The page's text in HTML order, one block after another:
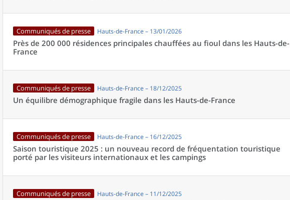
Communiqués de presse Hauts-de-France – 13/01/2026
Près de 200 000 résidences principales chauffées au fioul dans les Hauts-de-
France
Communiqués de presse Hauts-de-France – 18/12/2025
Un équilibre démographique fragile dans les Hauts-de-France
Communiqués de presse Hauts-de-France – 16/12/2025
Saison touristique 2025 : un nouveau record de fréquentation touristique
porté par les visiteurs internationaux et les campings
Communiqués de presse Hauts-de-France – 11/12/2025